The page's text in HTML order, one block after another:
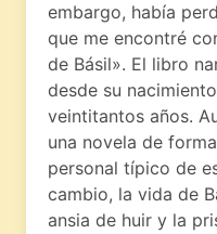
embargo, había
que me encontré
de Básil». El libro
desde su
veintitantos años.
una novela de
personal típico de
cambio, la vida de
ansia de huir y la